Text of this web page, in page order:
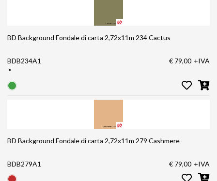
BD Background Fondale di carta 2,72x11m 234 Cactus
BDB234A1
°
€ 79,00 +IVA
BD Background Fondale di carta 2,72x11m 279 Cashmere
BDB279A1 € 79,00 +IVA